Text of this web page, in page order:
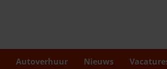
Autoverhuur Nieuws